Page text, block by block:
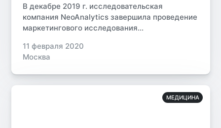
В декабре 2019 г. исследовательская
компания NeoAnalytics завершила проведение
маркетингового исследования...
11 февраля 2020
Москва
МЕДИЦИНА